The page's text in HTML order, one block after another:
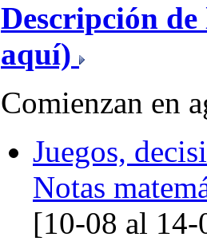
Descripción
aquí)
Comienzan en
Juegos,
Notas
[10-08 al 14-